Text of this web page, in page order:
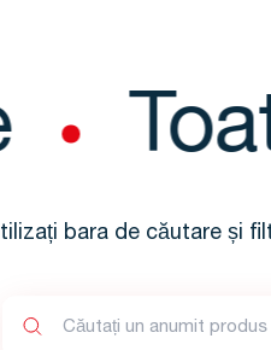
bara de căutare și